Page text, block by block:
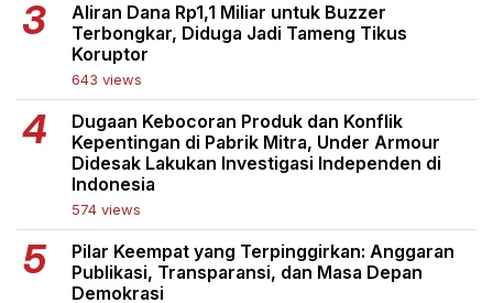
Aliran Dana Rp1,1 Miliar untuk Buzzer
Terbongkar, Diduga Jadi Tameng Tikus
Koruptor
643 views
Dugaan Kebocoran Produk dan Konflik
Kepentingan di Pabrik Mitra, Under Armour
Didesak Lakukan Investigasi Independen di
Indonesia
574 views
Pilar Keempat yang Terpinggirkan: Anggaran
Publikasi, Transparansi, dan Masa Depan
Demokrasi